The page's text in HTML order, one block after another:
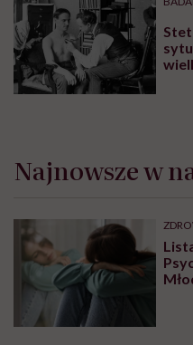
Najnowsze w